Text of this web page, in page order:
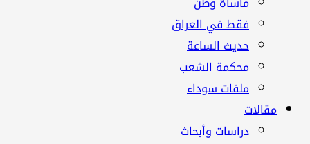
فقط في العراق
حديث الساعة
محكمة الشعب
ملفات سوداء
مقالات
دراسات وأبحاث